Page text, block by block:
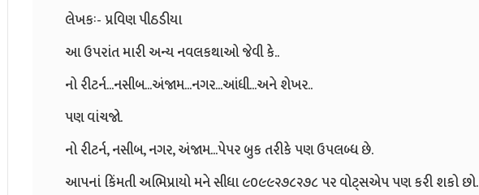
લેખકઃ- પ્રવિણ પીઠડીયા
આ ઉપરાંત મારી અન્ય નવલકથાઓ જેવી કે..
નો રીટર્ન...નસીબ...અંજામ...નગર...આંધી...અને શેખર..
પણ વાંચજો.
નો રીટર્ન, નસીબ, નગર, અંજામ...પેપર બુક તરીકે પણ ઉપલબ્ધ છે.
આપનાં કિંમતી અભિપ્રાયો મને સીધા ૯૦૯૯૨૭૮૨૭૮ પર વોટ્સએપ પણ કરી શકો છો.